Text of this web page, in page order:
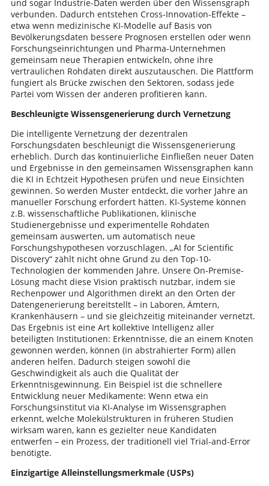
und sogar Industrie-Daten werden über den Wissensgraph
verbunden. Dadurch entstehen Cross-Innovation-Effekte –
etwa wenn medizinische KI-Modelle auf Basis von
Bevölkerungsdaten bessere Prognosen erstellen oder wenn
Forschungseinrichtungen und Pharma-Unternehmen
gemeinsam neue Therapien entwickeln, ohne ihre
vertraulichen Rohdaten direkt auszutauschen. Die Plattform
fungiert als Brücke zwischen den Sektoren, sodass jede
Partei vom Wissen der anderen profitieren kann.
Beschleunigte Wissensgenerierung durch Vernetzung
Die intelligente Vernetzung der dezentralen
Forschungsdaten beschleunigt die Wissensgenerierung
erheblich. Durch das kontinuierliche Einfließen neuer Daten
und Ergebnisse in den gemeinsamen Wissensgraphen kann
die KI in Echtzeit Hypothesen prüfen und neue Einsichten
gewinnen. So werden Muster entdeckt, die vorher Jahre an
manueller Forschung erfordert hätten. KI-Systeme können
z.B. wissenschaftliche Publikationen, klinische
Studienergebnisse und experimentelle Rohdaten
gemeinsam auswerten, um automatisch neue
Forschungshypothesen vorzuschlagen. „AI for Scientific
Discovery“ zählt nicht ohne Grund zu den Top-10-
Technologien der kommenden Jahre​. Unsere On-Premise-
Lösung macht diese Vision praktisch nutzbar, indem sie
Rechenpower und Algorithmen direkt an den Orten der
Datengenerierung bereitstellt – in Laboren, Ämtern,
Krankenhäusern – und sie gleichzeitig miteinander vernetzt.
Das Ergebnis ist eine Art kollektive Intelligenz aller
beteiligten Institutionen: Erkenntnisse, die an einem Knoten
gewonnen werden, können (in abstrahierter Form) allen
anderen helfen. Dadurch steigen sowohl die
Geschwindigkeit als auch die Qualität der
Erkenntnisgewinnung. Ein Beispiel ist die schnellere
Entwicklung neuer Medikamente: Wenn etwa ein
Forschungsinstitut via KI-Analyse im Wissensgraphen
erkennt, welche Molekülstrukturen in früheren Studien
wirksam waren, kann es gezielter neue Kandidaten
entwerfen – ein Prozess, der traditionell viel Trial-and-Error
benötigte.
Einzigartige Alleinstellungsmerkmale (USPs)